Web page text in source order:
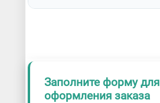
Заполните форму для
оформления заказа